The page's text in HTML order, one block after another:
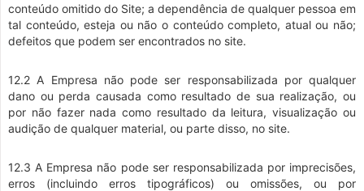
conteúdo omitido do Site; a dependência de qualquer pessoa em
tal conteúdo, esteja ou não o conteúdo completo, atual ou não;
defeitos que podem ser encontrados no site.
12.2 A Empresa não pode ser responsabilizada por qualquer
dano ou perda causada como resultado de sua realização, ou
por não fazer nada como resultado da leitura, visualização ou
audição de qualquer material, ou parte disso, no site.
12.3 A Empresa não pode ser responsabilizada por imprecisões,
erros (incluindo erros tipográficos) ou omissões, ou por